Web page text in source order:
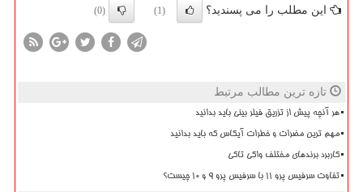
این مطلب را می پسندید؟ (1)
(0)
تازه ترین مطالب مرتبط
هر آنچه پیش از تزریق فیلر بینی باید بدانید
مهم ترین مضرات و خطرات آیکاس که باید بدانید
کاربرد برندهای مختلف واکی تاکی
تفاوت سرفیس پرو 11 با سرفیس پرو 9 و 10 چیست؟